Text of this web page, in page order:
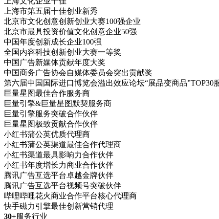
上海市第五届十佳创业新秀
北京市文化创意创新创业大赛100强企业
北京市最具投资价值文化创意企业50强
中国年度创新成长企业100强
全国内容科技创新创业大赛一等奖
中国广告新媒体贡献年度大奖
中国商务广告协会自媒体委员会突出贡献奖
第六届中国国际进口博览会溢出效应论坛“展品变商品”TOP30
巨量星图最佳合作服务商
巨量引擎&巨量星图默契服务商
巨量引擎服务突破合作伙伴
巨量星图极致贡献合作伙伴
小红书蒲公英优质代理商
小红书蒲公英渠道最佳合作代理商
小红书渠道最具影响力合作伙伴
小红书年度增长力商业合作伙伴
腾讯广告互选平台卓越金牌伙伴
腾讯广告互选平台视频号突破伙伴
哔哩哔哩花火商业合作平台核心代理商
快手磁力引擎最佳创新营销代理
30+服务行业